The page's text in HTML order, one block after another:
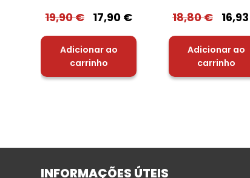
19,90€ 17,90 €
Adicionar ao
carrinho
18,80€ 16,93
Adicionar ao
carrinho
INFORMAÇÕES ÚTEIS